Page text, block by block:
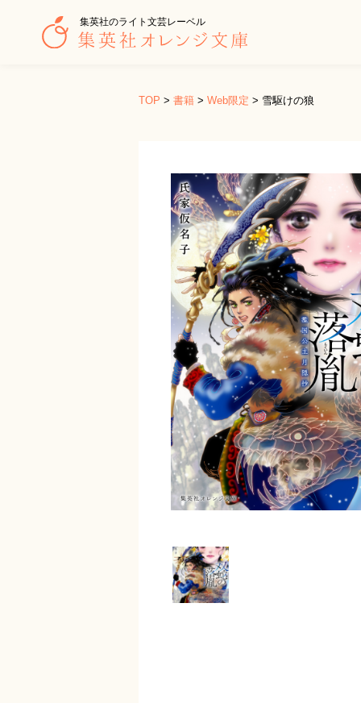
集英社のライト文芸レーベル
TOP > 書籍 > Web限定 > 雪駆けの狼